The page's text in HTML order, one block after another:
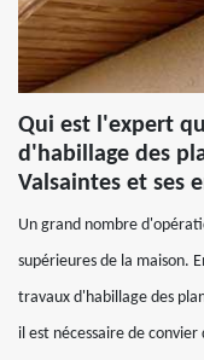
Qui est l'expert
d'habillage des
Valsaintes et ses
Un grand nombre
supérieures de la maison.
travaux d'habillage des
il est nécessaire de